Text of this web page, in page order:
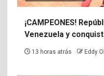
¡CAMPEONES!
Venezuela y
13 horas atrás Eddy